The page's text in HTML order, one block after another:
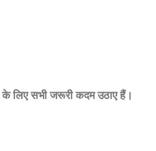
के लिए सभी जरूरी कदम उठाए हैं।